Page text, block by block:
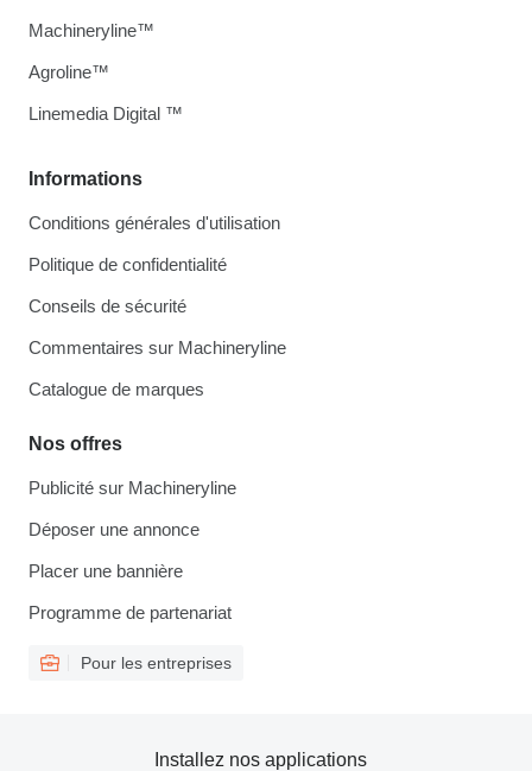
Informations
Conditions générales d'utilisation
Politique de confidentialité
Conseils de sécurité
Commentaires sur Machineryline
Catalogue de marques
Nos offres
Publicité sur Machineryline
Déposer une annonce
Placer une bannière
Programme de partenariat
Pour les entreprises
Machineryline™
Agroline™
Linemedia Digital ™
Installez nos applications